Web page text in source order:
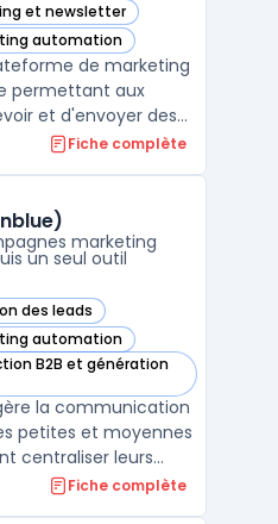
et newsletter
catégorie
automation
catégorie
de marketing
permettant aux
et d'envoyer des
Que
fonctionnalités
...
Fiche complète
marketing
un seul outil
des leads
dans cette catégorie
automation
dans cette catégorie
B2B et génération
dans cette catégorie
la communication
petites et moyennes
centraliser leurs
les outils. LaFiche complète